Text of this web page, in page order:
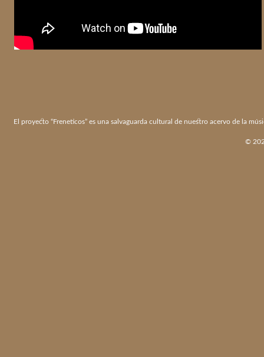
El proyecto “Freneticos” es una salvaguarda cultural de nuestro acervo de la
©